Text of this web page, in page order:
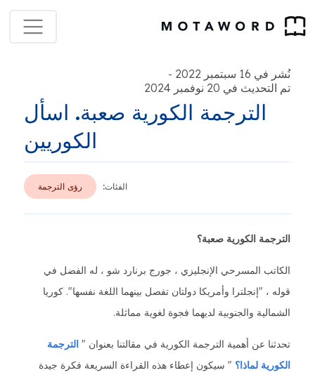
نُشر في 16 سبتمبر 2022 -
تم التحديث في 20 نوفمبر 2024
الترجمة الكورية صعبة. اسأل
الكوريين
الفئات: رؤى الترجمة
الترجمة الكورية صعبة؟
الكاتب المسرحي الإنجليزي ، جورج برنارد شو ، له الفضل في
قوله ، "إنجلترا وأمريكا دولتان تفصل بينهما اللغة نفسها". كوريا
الشمالية والجنوبية لديهما فجوة لغوية مماثلة.
تحدثنا عن أهمية الترجمة الكورية في مقالتنا بعنوان "الترجمة
الكورية لماذا؟ " سيكون إعطاء هذه القراءة السريعة فكرة جيدة